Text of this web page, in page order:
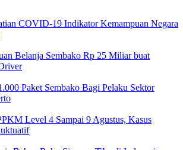
COVID-19 Indikator Kemampuan Negara
Belanja Sembako Rp 25 Miliar buat
Paket Sembako Bagi Pelaku Sektor
Level 4 Sampai 9 Agustus, Kasus